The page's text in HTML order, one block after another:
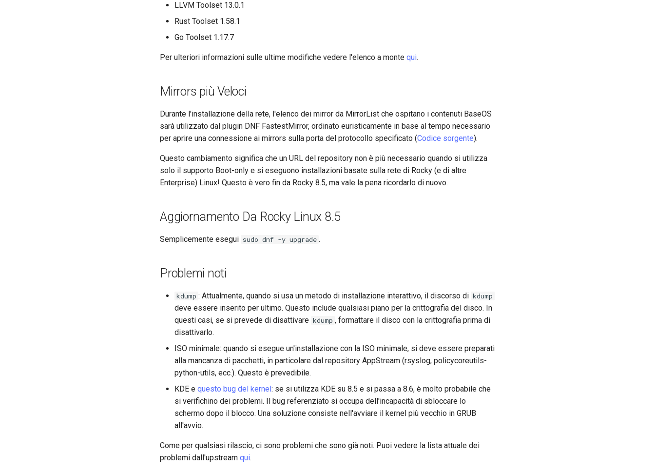
LLVM Toolset 13.0.1
Rust Toolset 1.58.1
Go Toolset 1.17.7
Per ulteriori informazioni sulle ultime modifiche vedere l'elenco a monte qui.
Mirrors più Veloci
Durante l'installazione della rete, l'elenco dei mirror da MirrorList che ospitano i contenuti BaseOS
sarà utilizzato dal plugin DNF FastestMirror, ordinato euristicamente in base al tempo necessario
per aprire una connessione ai mirrors sulla porta del protocollo specificato (Codice sorgente).
Questo cambiamento significa che un URL del repository non è più necessario quando si utilizza
solo il supporto Boot-only e si eseguono installazioni basate sulla rete di Rocky (e di altre
Enterprise) Linux! Questo è vero fin da Rocky 8.5, ma vale la pena ricordarlo di nuovo.
Aggiornamento Da Rocky Linux 8.5
Semplicemente esegui sudo dnf -y upgrade .
Problemi noti
kdump : Attualmente, quando si usa un metodo di installazione interattivo, il discorso di kdump
deve essere inserito per ultimo. Questo include qualsiasi piano per la crittografia del disco. In
questi casi, se si prevede di disattivare kdump , formattare il disco con la crittografia prima di
disattivarlo.
ISO minimale: quando si esegue un'installazione con la ISO minimale, si deve essere preparati
alla mancanza di pacchetti, in particolare dal repository AppStream (rsyslog, policycoreutils-
python-utils, ecc.). Questo è prevedibile.
KDE e questo bug del kernel: se si utilizza KDE su 8.5 e si passa a 8.6, è molto probabile che
si verifichino dei problemi. Il bug referenziato si occupa dell'incapacità di sbloccare lo
schermo dopo il blocco. Una soluzione consiste nell'avviare il kernel più vecchio in GRUB
all'avvio.
Come per qualsiasi rilascio, ci sono problemi che sono già noti. Puoi vedere la lista attuale dei
problemi dall'upstream qui.